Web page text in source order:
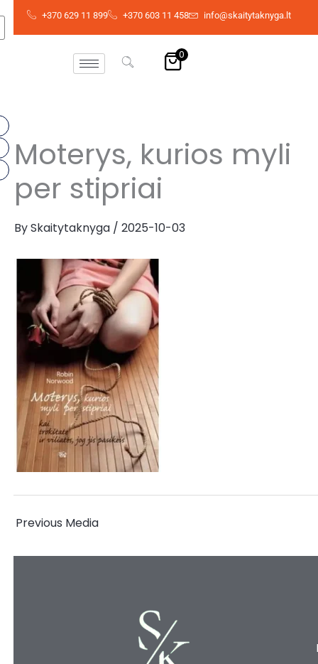
+370 629 11 899 +370 603 11 458 info@skaitytaknyga.lt
0
Moterys, kurios myli
per stipriai
BySkaitytaknyga / 2025-10-03
Previous Media